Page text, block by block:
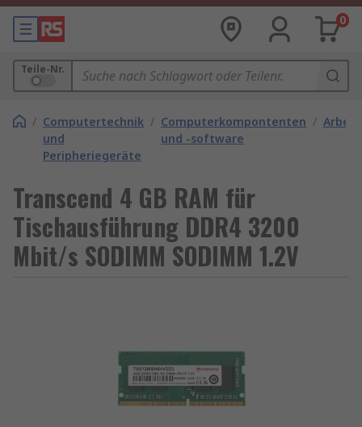
0
Teile-Nr.
/ Computertechnik
und
Peripheriegeräte
/ Computerkompontenten
und -software
/
Transcend 4 GB RAM für
Tischausführung DDR4 3200
Mbit/s SODIMM SODIMM 1.2V